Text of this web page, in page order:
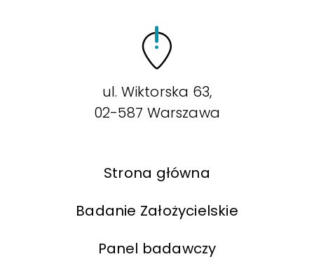
ul. Wiktorska 63,
02-587 Warszawa
Strona główna
Badanie Założycielskie
Panel badawczy